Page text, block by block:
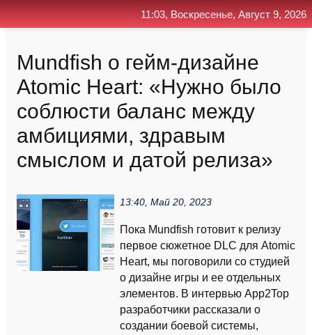
Mundfish о гейм-дизайне
Atomic Heart: «Нужно было
соблюсти баланс между
амбициями, здравым
смыслом и датой релиза»
13:40, Май 20, 2023
Пока Mundfish готовит к релизу
первое сюжетное DLC для Atomic
Heart, мы поговорили со студией
о дизайне игры и ее отдельных
элементов. В интервью App2Top
разработчики рассказали о
создании боевой системы,
11:03, Воскресенье, Август 9, 2026